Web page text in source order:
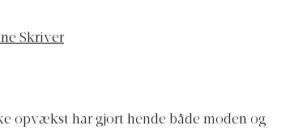
Skriver
opvækst har gjort hende både moden og